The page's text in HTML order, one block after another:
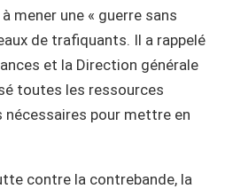
mener une « guerre sans
de trafiquants. Il a rappelé
et la Direction générale
toutes les ressources
pour mettre en
contre la contrebande, la